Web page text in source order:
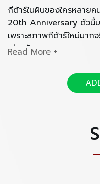
กีต้าร์ในฝันของใครหลาย
20th Anniversary ตัวนี้
เพราะสภาพกีต้าร์ใหม่มา
เล่นครับ
เสียงเปิด หวาน บาลานซ์
นัดดู/ลองเสียงได้ที่ Cin